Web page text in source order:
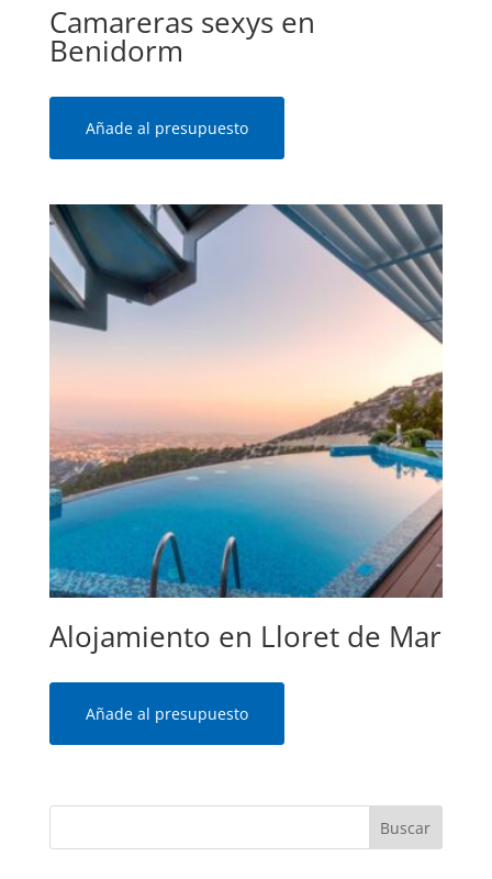
Camareras sexys en
Benidorm
Añade al presupuesto
Alojamiento en Lloret de Mar
Añade al presupuesto